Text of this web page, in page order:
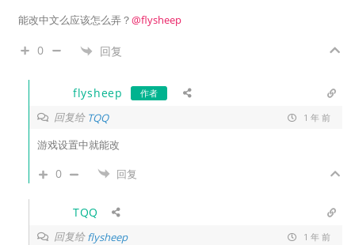
能改中文么应该怎么弄？@flysheep
0 回复
flysheep 作者
回复给 TQQ 1 年 前
游戏设置中就能改
0 回复
TQQ
回复给flysheep 1 年 前